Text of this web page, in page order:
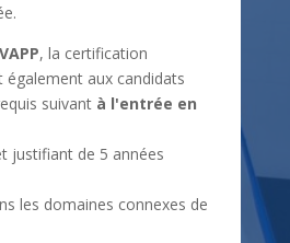
, la certification
aux candidats
suivant à l'entrée en
justifiant de 5 années
les domaines connexes de